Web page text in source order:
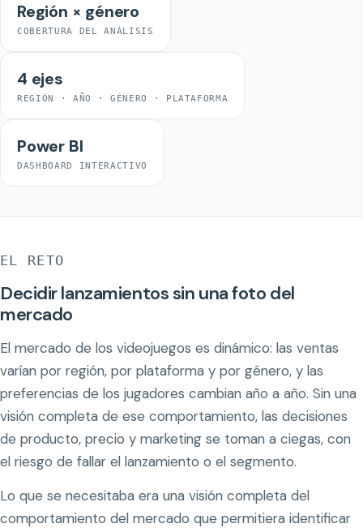
Región × género
COBERTURA DEL ANÁLISIS
4 ejes
REGIÓN · AÑO · GÉNERO · PLATAFORMA
Power BI
DASHBOARD INTERACTIVO
EL RETO
Decidir lanzamientos sin una foto del
mercado
El mercado de los videojuegos es dinámico: las ventas
varían por región, por plataforma y por género, y las
preferencias de los jugadores cambian año a año. Sin una
visión completa de ese comportamiento, las decisiones
de producto, precio y marketing se toman a ciegas, con
el riesgo de fallar el lanzamiento o el segmento.
Lo que se necesitaba era una visión completa del
comportamiento del mercado que permitiera identificar